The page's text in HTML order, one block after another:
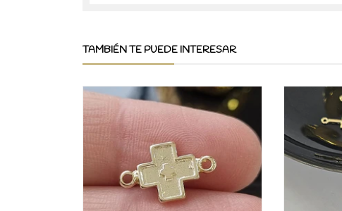
TAMBIÉN TE PUEDE INTERESAR